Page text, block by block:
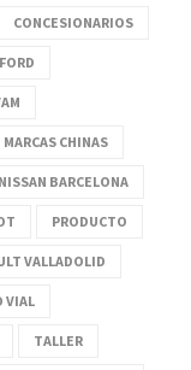
CONCESIONARIOS
FORD
MARCAS CHINAS
NISSAN BARCELONA
PRODUCTO
VALLADOLID
VIAL
TALLER